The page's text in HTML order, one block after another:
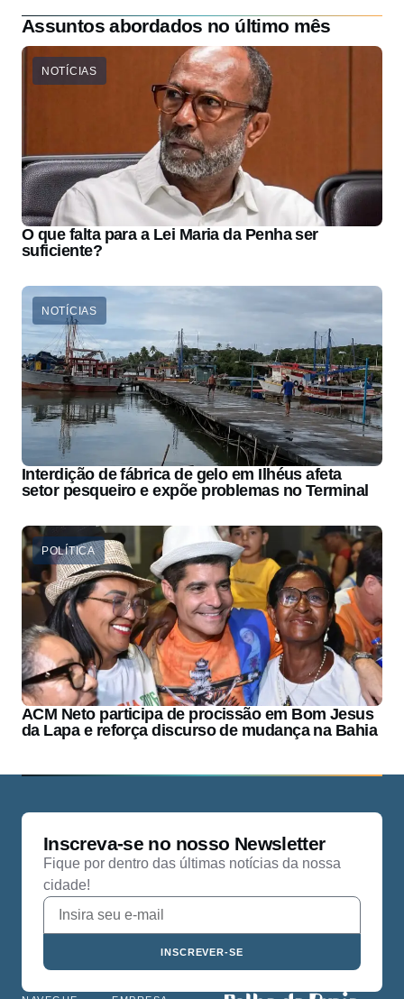
Assuntos abordados no último mês
NOTÍCIAS
O que falta para a Lei Maria da Penha ser
suficiente?
NOTÍCIAS
Interdição de fábrica de gelo em Ilhéus afeta
setor pesqueiro e expõe problemas no Terminal
POLÍTICA
ACM Neto participa de procissão em Bom Jesus
da Lapa e reforça discurso de mudança na Bahia
Inscreva-se no nosso Newsletter
Fique por dentro das últimas notícias da nossa
cidade!
INSCREVER-SE